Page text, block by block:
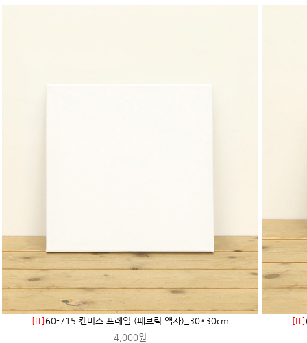
[IT]60-715 캔버스 프레임 (패브릭 액자)_30*30cm
4,000원
[IT]